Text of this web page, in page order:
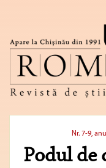
Nr. 7-9,
Podul